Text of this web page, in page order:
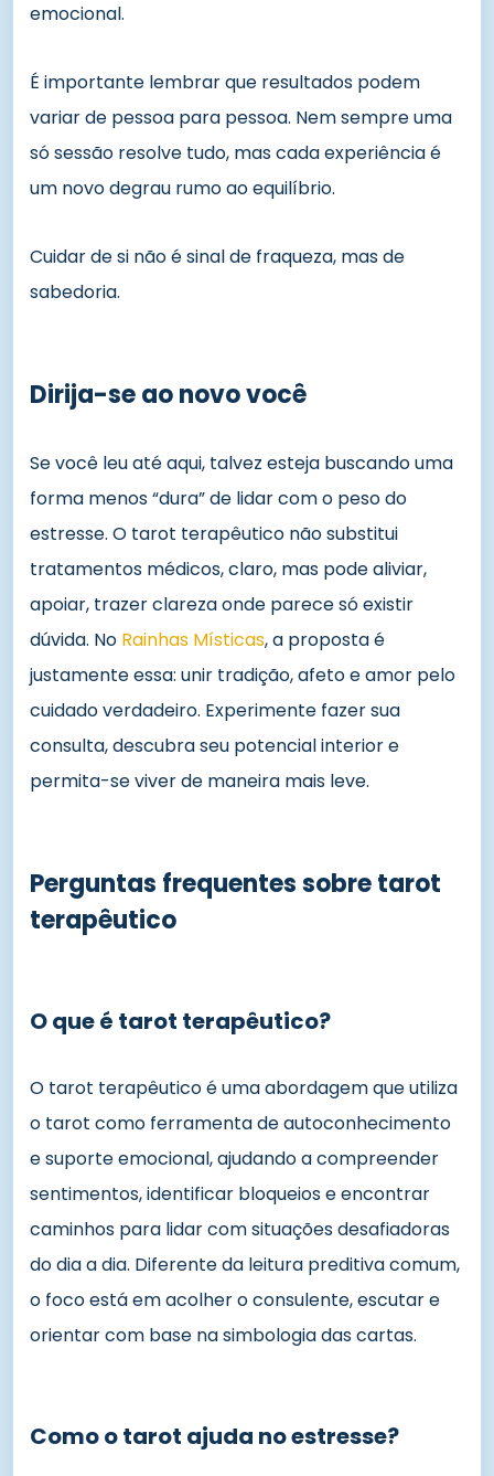
emocional.
É importante lembrar que resultados podem
variar de pessoa para pessoa. Nem sempre uma
só sessão resolve tudo, mas cada experiência é
um novo degrau rumo ao equilíbrio.
Cuidar de si não é sinal de fraqueza, mas de
sabedoria.
Dirija-se ao novo você
Se você leu até aqui, talvez esteja buscando uma
forma menos “dura” de lidar com o peso do
estresse. O tarot terapêutico não substitui
tratamentos médicos, claro, mas pode aliviar,
apoiar, trazer clareza onde parece só existir
dúvida. No Rainhas Místicas, a proposta é
justamente essa: unir tradição, afeto e amor pelo
cuidado verdadeiro. Experimente fazer sua
consulta, descubra seu potencial interior e
permita-se viver de maneira mais leve.
Perguntas frequentes sobre tarot
terapêutico
O que é tarot terapêutico?
O tarot terapêutico é uma abordagem que utiliza
o tarot como ferramenta de autoconhecimento
e suporte emocional, ajudando a compreender
sentimentos, identificar bloqueios e encontrar
caminhos para lidar com situações desafiadoras
do dia a dia. Diferente da leitura preditiva comum,
o foco está em acolher o consulente, escutar e
orientar com base na simbologia das cartas.
Como o tarot ajuda no estresse?